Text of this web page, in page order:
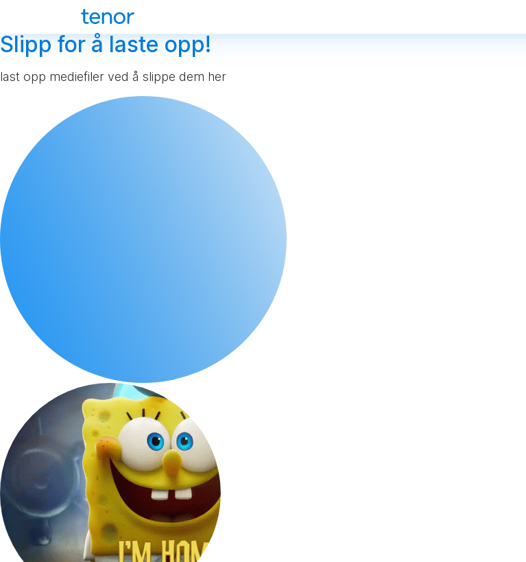
Slipp for å laste opp!
last opp mediefiler ved å slippe dem her